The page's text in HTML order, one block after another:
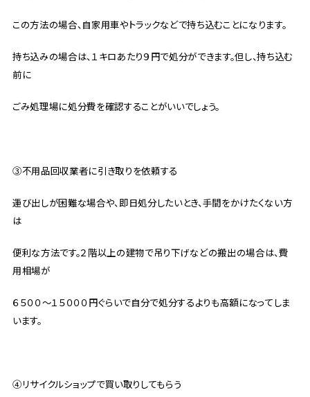
この方法の場合、自家用車やトラックなどで持ち込むことになります。
持ち込みの場合は、１キロあたり９円で処分ができます。但し、持ち込む
前に
ごみ処理場に処分費を確認することがいいでしょう。
③不用品回収業者に引き取りを依頼する
運び出しが困難な場合や、即日処分したいとき、手間をかけたくない方
は
便利な方法です。２階以上の建物で吊り下げなどの搬出の場合は、費
用相場が
６５００～１５０００円ぐらいで自分で処分するよりも高額になってしま
います。
④リサイクルショップで買い取りしてもらう